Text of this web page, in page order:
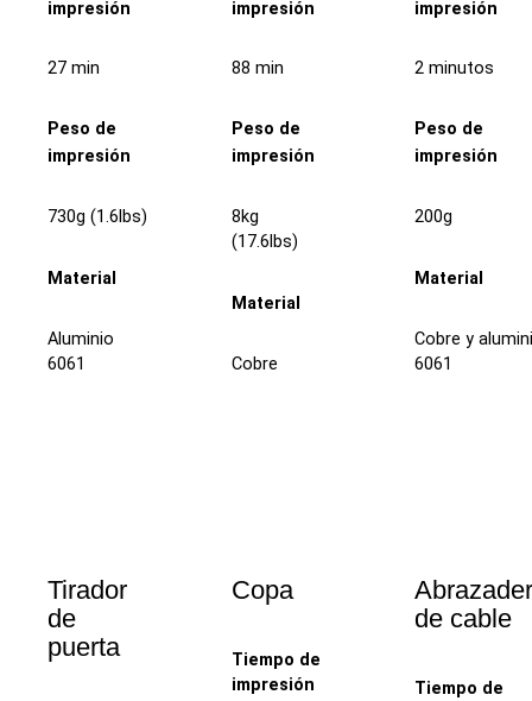
impresión
27 min
Peso de
impresión
730g (1.6lbs)
Material
Aluminio
6061
impresión
88 min
Peso de
impresión
8kg
(17.6lbs)
Material
Cobre
impresión
2 minutos
Peso de
impresión
200g
Material
Cobre y
6061
Tirador
de
puerta
Copa
Tiempo de
impresión
de cable
Tiempo de